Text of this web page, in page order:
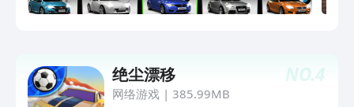
NO.4
绝尘漂移
网络游戏| 385.99MB